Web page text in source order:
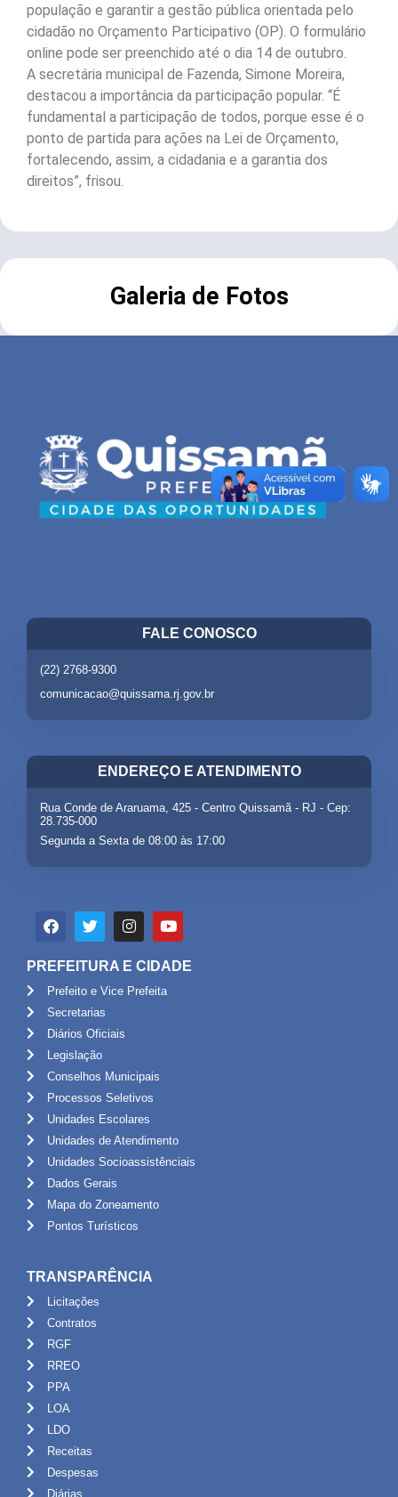
população e garantir a gestão pública orientada pelo
cidadão no Orçamento Participativo (OP). O formulário
online pode ser preenchido até o dia 14 de outubro.
A secretária municipal de Fazenda, Simone Moreira,
destacou a importância da participação popular. “É
fundamental a participação de todos, porque esse é o
ponto de partida para ações na Lei de Orçamento,
fortalecendo, assim, a cidadania e a garantia dos
direitos”, frisou.
Galeria de Fotos
FALE CONOSCO
(22) 2768-9300
comunicacao@quissama.rj.gov.br
ENDEREÇO E ATENDIMENTO
Rua Conde de Araruama, 425 - Centro Quissamã - RJ - Cep:
28.735-000
Segunda a Sexta de 08:00 às 17:00
PREFEITURA E CIDADE
Prefeito e Vice Prefeita
Secretarias
Diários Oficiais
Legislação
Conselhos Municipais
Processos Seletivos
Unidades Escolares
Unidades de Atendimento
Unidades Socioassistênciais
Dados Gerais
Mapa do Zoneamento
Pontos Turísticos
TRANSPARÊNCIA
Licitações
Contratos
RGF
RREO
PPA
LOA
LDO
Receitas
Despesas
Diárias